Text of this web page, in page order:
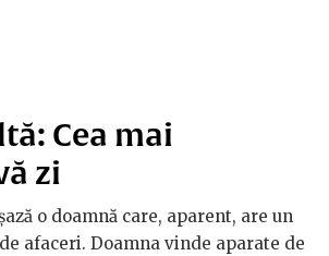
Cea mai
zi
o doamnă care, aparent, are un
afaceri. Doamna vinde aparate de